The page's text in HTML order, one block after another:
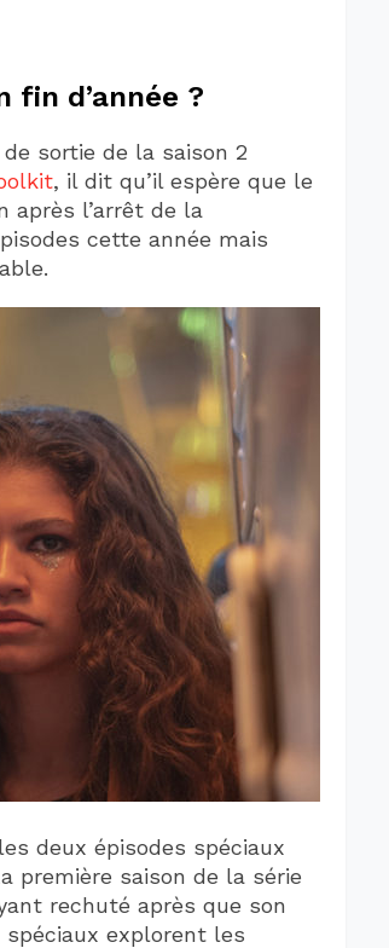
fin d’année ?
sortie de la saison 2
, il dit qu’il espère que le
après l’arrêt de la
cette année mais
deux épisodes spéciaux
première saison de la série
rechuté après que son
spéciaux explorent les